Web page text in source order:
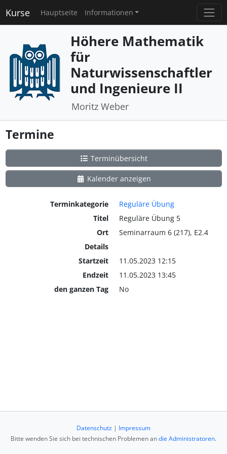
Kurse Hauptseite Informationen
Höhere Mathematik
für
Naturwissenschaftler
und Ingenieure II
Moritz Weber
Termine
Terminübersicht
Kalender anzeigen
Terminkategorie
Reguläre Übung
Titel
Reguläre Übung 5
Ort
Seminarraum 6 (217), E2.4
Details
Startzeit
11.05.2023 12:15
Endzeit
11.05.2023 13:45
den ganzen Tag
No
Datenschutz | Impressum
Bitte wenden Sie sich bei technischen Problemen andie Administratoren.